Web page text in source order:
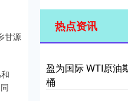
甘源
热点资讯
盈为国际 WTI原油
桶